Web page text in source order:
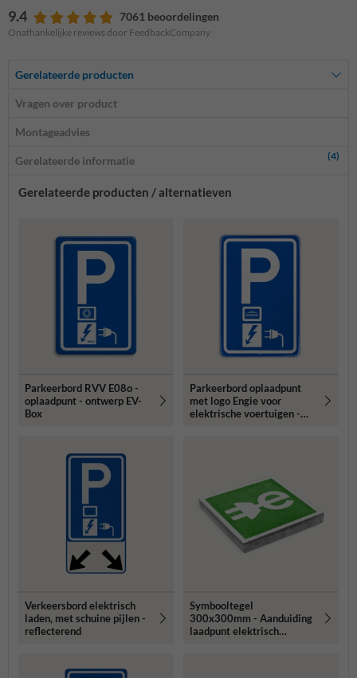
9.4 7061 beoordelingen
Onafhankelijke reviews door FeedbackCompany
Gerelateerde producten
Vragen over product
Montageadvies
Gerelateerde informatie (4)
Gerelateerde producten / alternatieven
Parkeerbord RVV E08o -
oplaadpunt - ontwerp EV-
Box
Parkeerbord oplaadpunt
met logo Engie voor
elektrische voertuigen -
Verkeersbord elektrisch
laden, met schuine pijlen -
reflecterend
Symbooltegel
300x300mm - Aanduiding
laadpunt elektrisch